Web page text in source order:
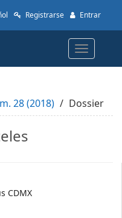
Registrarse Entrar
Toggle
28 (2018) Dossier
CDMX